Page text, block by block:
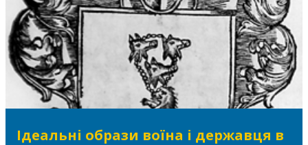
Ідеальні образи воїна і державця в